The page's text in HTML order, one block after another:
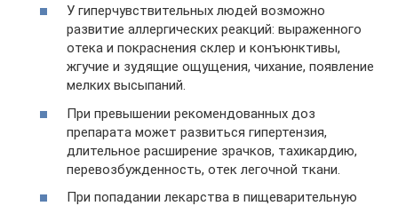
У гиперчувствительных людей возможно
развитие аллергических реакций: выраженного
отека и покраснения склер и конъюнктивы,
жгучие и зудящие ощущения, чихание, появление
мелких высыпаний.
При превышении рекомендованных доз
препарата может развиться гипертензия,
длительное расширение зрачков, тахикардию,
перевозбужденность, отек легочной ткани.
При попадании лекарства в пищеварительную